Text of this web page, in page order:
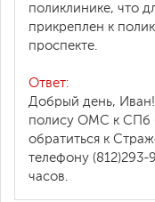
поликлинике, что
прикреплен к
проспекте.
Ответ:
Добрый день,
полису ОМС к СПб
обратиться к
телефону
часов.